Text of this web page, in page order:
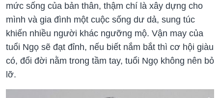
mức sống của bản thân, thậm chí là xây dựng cho
mình và gia đình một cuộc sống dư dả, sung túc
khiến nhiều người khác ngưỡng mộ. Vận may của
tuổi Ngọ sẽ đạt đỉnh, nếu biết nắm bắt thì cơ hội giàu
có, đổi đời nằm trong tầm tay, tuổi Ngọ không nên bỏ
lỡ.